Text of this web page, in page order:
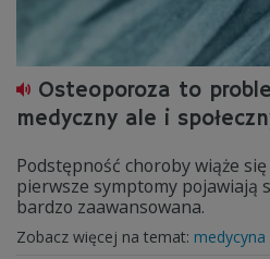
Osteoporoza to
medyczny ale i
Podstępność choroby wiąże
pierwsze symptomy pojawiają
bardzo zaawansowana.
Zobacz więcej na temat: medycyna